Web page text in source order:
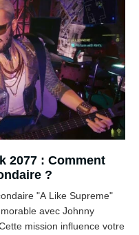
2077 : Comment
?
"A Like Supreme"
avec Johnny
mission influence votre